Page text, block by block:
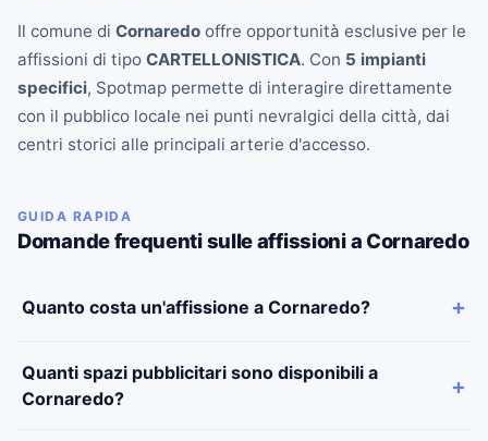
Il comune di Cornaredo offre opportunità esclusive per le
affissioni di tipo CARTELLONISTICA. Con 5 impianti
specifici, Spotmap permette di interagire direttamente
con il pubblico locale nei punti nevralgici della città, dai
centri storici alle principali arterie d'accesso.
GUIDA RAPIDA
Domande frequenti sulle affissioni a Cornaredo
Quanto costa un'affissione a Cornaredo?
Quanti spazi pubblicitari sono disponibili a
Cornaredo?